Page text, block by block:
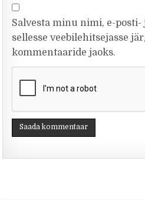
Salvesta minu nimi, e-posti-
sellesse veebilehitsejasse
kommentaaride jaoks.